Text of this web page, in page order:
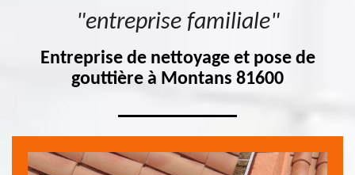
"entreprise familiale"
Entreprise de nettoyage et pose de
gouttière à Montans 81600